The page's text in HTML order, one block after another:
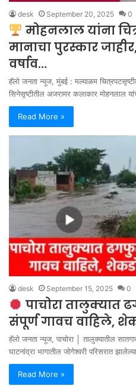
desk September 20, 2025 0
मोहनलाल यांना
मानाचा पुरस्कार
वर्षाव…
हॅलो जनता न्यूज, मुंबई : मल्याळम
सिनेसृष्टीतील अजरामर कलाकार मोहनलाल
Read More »
desk September 15, 2025 0
पाचोरा तालुक्यात
संपूर्ण गावच वाहिले,
हॅलो जनता न्यूज, पाचोरा │ तालुक्यातील
घाटनांद्रा भागातील जोगेश्वरी परिसरात
Read More »